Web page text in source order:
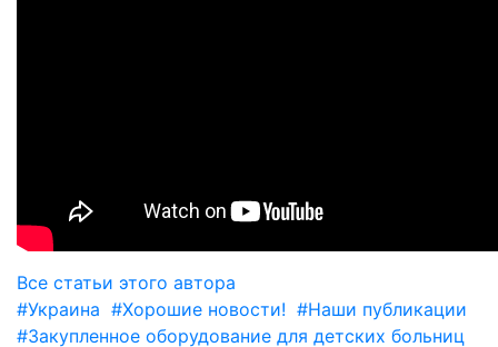
Все статьи этого автора
#Украина #Хорошие новости! #Наши публикации
#Закупленное оборудование для детских больниц